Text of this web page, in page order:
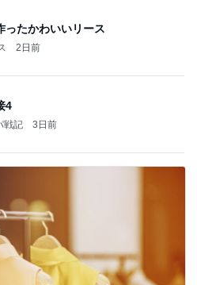
ったかわいいリース
2日前
4
戦記 3日前